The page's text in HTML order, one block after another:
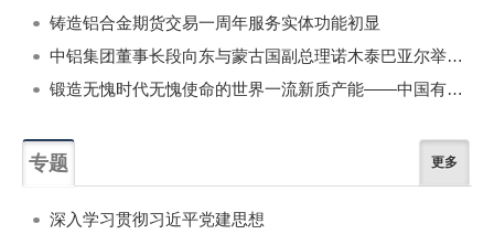
铸造铝合金期货交易一周年服务实体功能初显
中铝集团董事长段向东与蒙古国副总理诺木泰巴亚尔举行会谈
锻造无愧时代无愧使命的世界一流新质产能——中国有色金属工业的战略应对与破局之道（二）
专题 更多
深入学习贯彻习近平党建思想